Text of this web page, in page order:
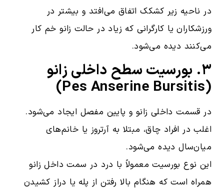
در ناحیه زیر کشکک اتفاق می‌افتد و بیشتر در
ورزشکاران یا کارگرانی که زیاد در حالت زانو خم کار
می‌کنند دیده می‌شود.
۳. بورسیت سطح داخلی زانو
(Pes Anserine Bursitis)
در قسمت داخلی زانو و پایین مفصل ایجاد می‌شود.
اغلب در افراد چاق، مبتلا به آرتروز یا خانم‌های
میان‌سال دیده می‌شود.
این نوع بورسیت معمولاً با درد در سمت داخل زانو
همراه است که هنگام بالا رفتن از پله یا دراز کشیدن